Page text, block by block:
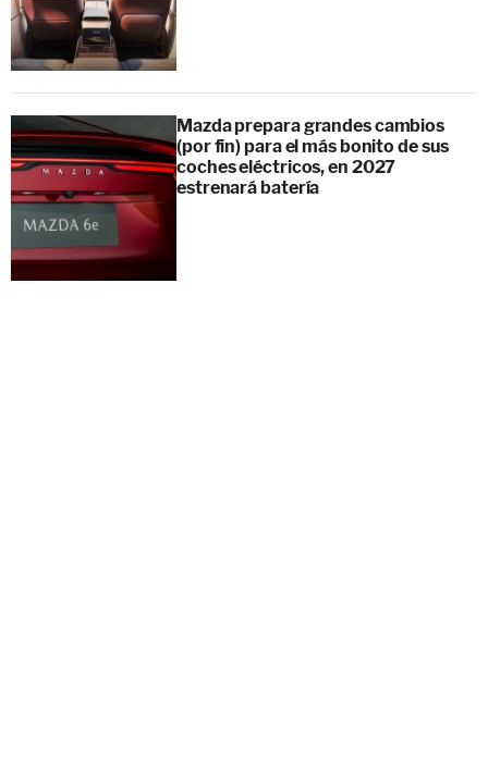
Mazda prepara grandes cambios
(por fin) para el más bonito de sus
coches eléctricos, en 2027
estrenará batería